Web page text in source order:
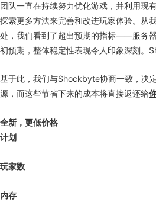
团队一直在持续努力优化游戏，并利用现
探索更多方法来完善和改进玩家体验。从
处，我们看到了超出预期的指标——服务
初预期，整体稳定性表现令人印象深刻。
基于此，我们与Shockbyte协商一致，决
源，而这些节省下来的成本将直接返还给
全新，更低价格
计划
玩家数
内存